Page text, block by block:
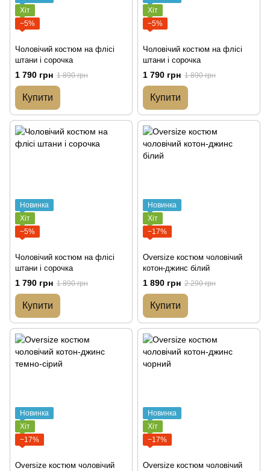
Хіт
−5%
Чоловічий костюм на флісі
штани і сорочка
1 790 грн 1 890 грн
Купити
Хіт
−5%
Чоловічий костюм на флісі
штани і сорочка
1 790 грн 1 890 грн
Купити
Новинка
Хіт
−5%
Чоловічий костюм на флісі
штани і сорочка
1 790 грн 1 890 грн
Купити
Новинка
Хіт
−17%
Oversize костюм чоловічий
котон-джинс білий
1 890 грн 2 290 грн
Купити
Новинка
Хіт
−17%
Oversize костюм чоловічий
Новинка
Хіт
−17%
Oversize костюм чоловічий